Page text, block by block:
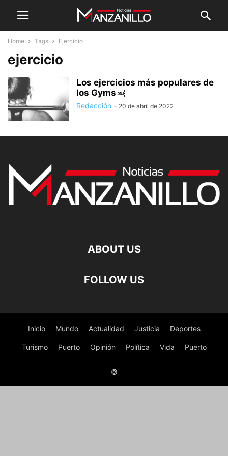
Home Tags Ejercicio
ejercicio
Los ejercicios más populares de
los Gyms￼
Redacción - 20 de abril de 2022
ABOUT US
FOLLOW US
Inicio Mundo Actualidad Justicia Deportes
Turismo Puerto Opinión Política Vida Puerto
©